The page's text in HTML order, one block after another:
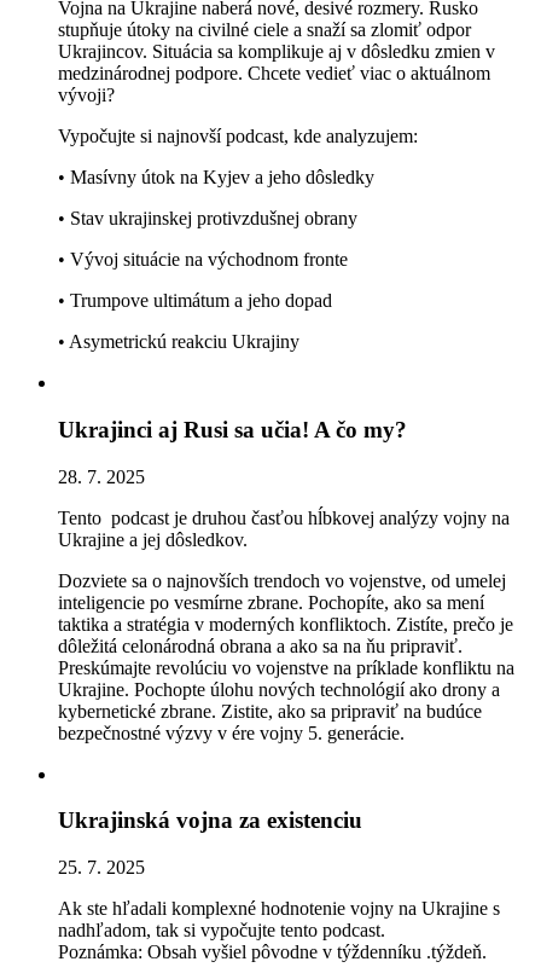
Vojna na Ukrajine naberá nové, desivé rozmery. Rusko
stupňuje útoky na civilné ciele a snaží sa zlomiť odpor
Ukrajincov. Situácia sa komplikuje aj v dôsledku zmien v
medzinárodnej podpore. Chcete vedieť viac o aktuálnom
vývoji?
Vypočujte si najnovší podcast, kde analyzujem:
• Masívny útok na Kyjev a jeho dôsledky
• Stav ukrajinskej protivzdušnej obrany
• Vývoj situácie na východnom fronte
• Trumpove ultimátum a jeho dopad
• Asymetrickú reakciu Ukrajiny
Ukrajinci aj Rusi sa učia! A čo my?
28. 7. 2025
Tento podcast je druhou časťou hĺbkovej analýzy vojny na
Ukrajine a jej dôsledkov.
Dozviete sa o najnovších trendoch vo vojenstve, od umelej
inteligencie po vesmírne zbrane. Pochopíte, ako sa mení
taktika a stratégia v moderných konfliktoch. Zistíte, prečo je
dôležitá celonárodná obrana a ako sa na ňu pripraviť.
Preskúmajte revolúciu vo vojenstve na príklade konfliktu na
Ukrajine. Pochopte úlohu nových technológií ako drony a
kybernetické zbrane. Zistite, ako sa pripraviť na budúce
bezpečnostné výzvy v ére vojny 5. generácie.
Ukrajinská vojna za existenciu
25. 7. 2025
Ak ste hľadali komplexné hodnotenie vojny na Ukrajine s
nadhľadom, tak si vypočujte tento podcast.
Poznámka: Obsah vyšiel pôvodne v týždenníku .týždeň.